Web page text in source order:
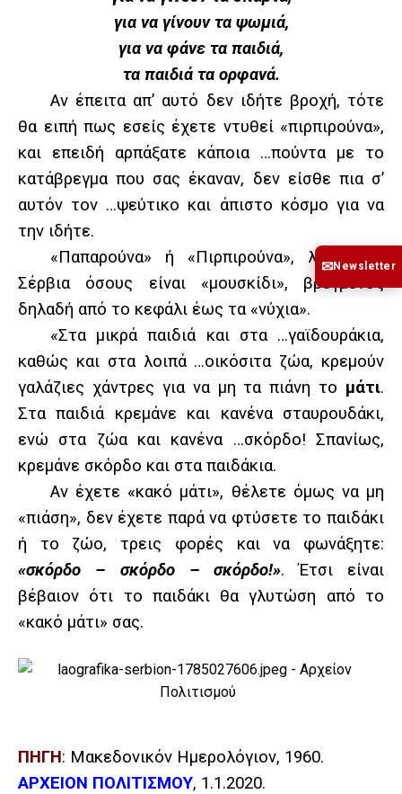
για να γίνουν τα ψωμιά,
για να φάνε τα παιδιά,
τα παιδιά τα ορφανά.
Αν έπειτα απ’ αυτό δεν ιδήτε βροχή, τότε
θα ειπή πως εσείς έχετε ντυθεί «πιρπιρούνα»,
και επειδή αρπάξατε κάποια …πούντα με το
κατάβρεγμα που σας έκαναν, δεν είσθε πια σ’
αυτόν τον …ψεύτικο και άπιστο κόσμο για να
την ιδήτε.
«Παπαρούνα» ή «Πιρπιρούνα», λένε στα
Σέρβια όσους είναι «μουσκίδι», βρεγμένος
δηλαδή από το κεφάλι έως τα «νύχια».
«Στα μικρά παιδιά και στα …γαϊδουράκια,
καθώς και στα λοιπά …οικόσιτα ζώα, κρεμούν
γαλάζιες χάντρες για να μη τα πιάνη το μάτι.
Στα παιδιά κρεμάνε και κανένα σταυρουδάκι,
ενώ στα ζώα και κανένα …σκόρδο! Σπανίως,
κρεμάνε σκόρδο και στα παιδάκια.
Αν έχετε «κακό μάτι», θέλετε όμως να μη
«πιάση», δεν έχετε παρά να φτύσετε το παιδάκι
ή το ζώο, τρεις φορές και να φωνάξητε:
«σκόρδο – σκόρδο – σκόρδο!». Έτσι είναι
βέβαιον ότι το παιδάκι θα γλυτώση από το
«κακό μάτι» σας.
ΠΗΓΗ: Μακεδονικόν Ημερολόγιον, 1960.
ΑΡΧΕΙΟΝ ΠΟΛΙΤΙΣΜΟΥ, 1.1.2020.
✉Newsletter